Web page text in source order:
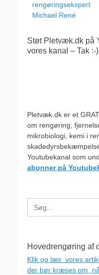
rengøringsekspert
Michael René
Støt Pletvæk.dk på
vores kanal – Tak :-)
Pletvæk.dk er et
om rengøring,
mikrobiologi, kemi i
Youtubekanal som
abonner på
Search
for:
Hovedrengøring af
Klik og læs vores
der bør kræses om,